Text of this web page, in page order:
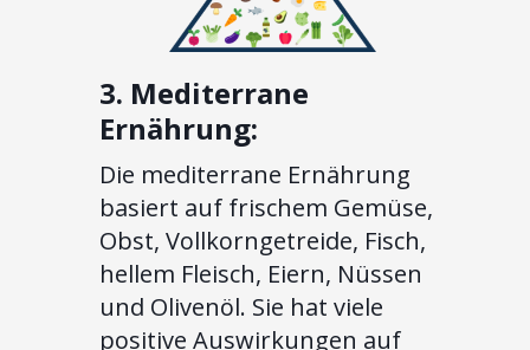
3. Mediterrane
Ernährung:
Die mediterrane Ernährung
basiert auf frischem Gemüse,
Obst, Vollkorngetreide, Fisch,
hellem Fleisch, Eiern, Nüssen
und Olivenöl. Sie hat viele
positive Auswirkungen auf